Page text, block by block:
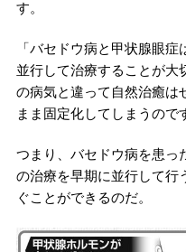
す。
「バセドウ病と甲状腺眼
並行して治療することが大
の病気と違って自然治癒は
まま固定化してしまうので
つまり、バセドウ病を患っ
の治療を早期に並行して行
ぐことができるのだ。